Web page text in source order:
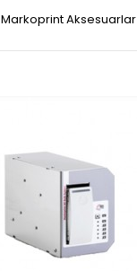
Markoprint Aksesuarlar